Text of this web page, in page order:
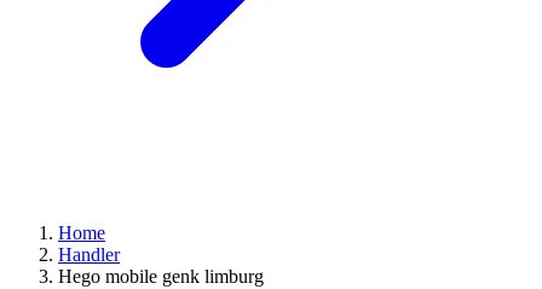
Home
Handler
Hego mobile genk limburg